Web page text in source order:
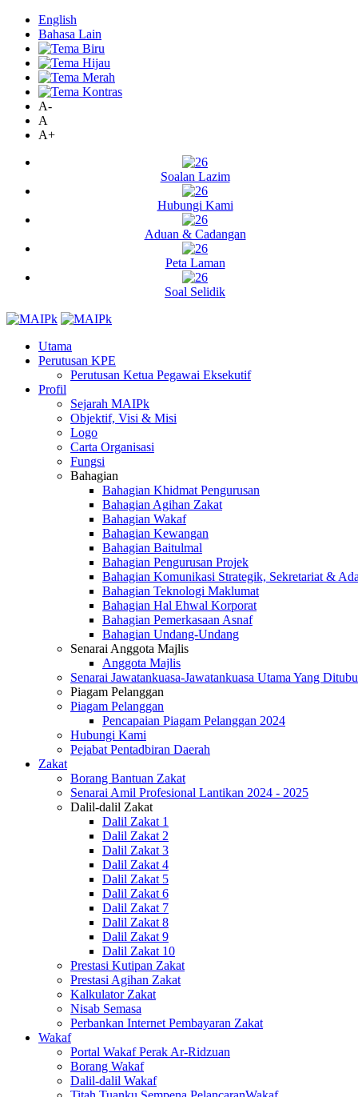
English
Bahasa Lain
A-
A
A+
Soalan Lazim
Hubungi Kami
Aduan & Cadangan
Peta Laman
Soal Selidik
Utama
Perutusan KPE
Perutusan Ketua Pegawai Eksekutif
Profil
Sejarah MAIPk
Objektif, Visi & Misi
Logo
Carta Organisasi
Fungsi
Bahagian
Bahagian Khidmat Pengurusan
Bahagian Agihan Zakat
Bahagian Wakaf
Bahagian Kewangan
Bahagian Baitulmal
Bahagian Pengurusan Projek
Bahagian Komunikasi Strategik, Sekretariat &
Bahagian Teknologi Maklumat
Bahagian Hal Ehwal Korporat
Bahagian Pemerkasaan Asnaf
Bahagian Undang-Undang
Senarai Anggota Majlis
Anggota Majlis
Senarai Jawatankuasa-Jawatankuasa Utama Yang
Piagam Pelanggan
Piagam Pelanggan
Pencapaian Piagam Pelanggan 2024
Hubungi Kami
Pejabat Pentadbiran Daerah
Zakat
Borang Bantuan Zakat
Senarai Amil Profesional Lantikan 2024 - 2025
Dalil-dalil Zakat
Dalil Zakat 1
Dalil Zakat 2
Dalil Zakat 3
Dalil Zakat 4
Dalil Zakat 5
Dalil Zakat 6
Dalil Zakat 7
Dalil Zakat 8
Dalil Zakat 9
Dalil Zakat 10
Prestasi Kutipan Zakat
Prestasi Agihan Zakat
Kalkulator Zakat
Nisab Semasa
Perbankan Internet Pembayaran Zakat
Wakaf
Portal Wakaf Perak Ar-Ridzuan
Borang Wakaf
Dalil-dalil Wakaf